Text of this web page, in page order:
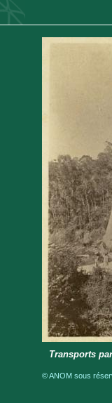
Transports
© ANOM sous